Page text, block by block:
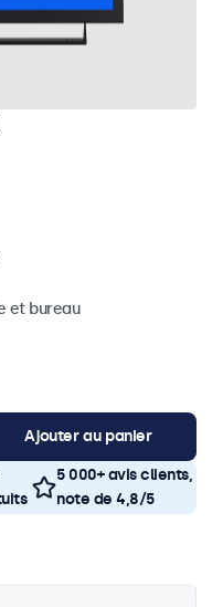
et bureau
Ajouter au panier
5 000+ avis clients,
note de 4,8/5